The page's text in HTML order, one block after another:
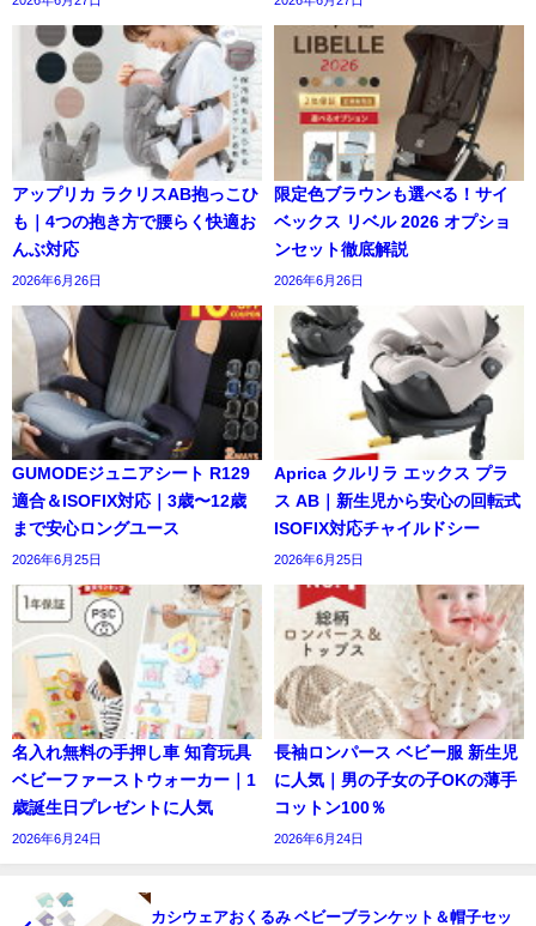
アップリカ ラクリスAB抱っこひ
も｜4つの抱き方で腰らく快適お
んぶ対応
2026年6月26日
限定色ブラウンも選べる！サイ
ベックス リベル 2026 オプショ
ンセット徹底解説
2026年6月26日
GUMODEジュニアシート R129
適合＆ISOFIX対応｜3歳〜12歳
まで安心ロングユース
2026年6月25日
Aprica クルリラ エックス プラ
ス AB｜新生児から安心の回転式
ISOFIX対応チャイルドシー
2026年6月25日
名入れ無料の手押し車 知育玩具
ベビーファーストウォーカー｜1
歳誕生日プレゼントに人気
2026年6月24日
長袖ロンパース ベビー服 新生児
に人気｜男の子女の子OKの薄手
コットン100％
2026年6月24日
カシウェアおくるみ ベビーブランケット＆帽子セッ